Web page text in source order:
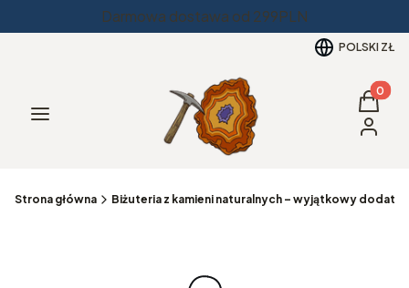
Darmowa dostawa od 299PLN
POLSKI ZŁ
Menu
Koszyk
Strona główna Biżuteria z kamieni naturalnych – wyjątkowy